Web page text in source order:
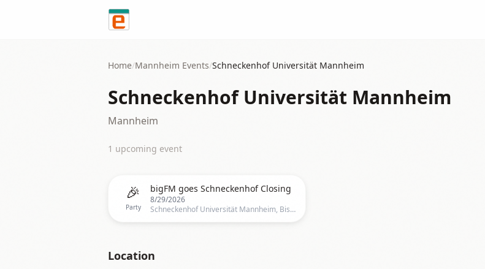
Home/Mannheim Events/Schneckenhof Universität Mannheim
Schneckenhof Universität Mannheim
Mannheim
1 upcoming event
🎉
Party
bigFM goes Schneckenhof Closing
8/29/2026
Schneckenhof Universität Mannheim, Bismarckstraße 42, Mannheim
Location